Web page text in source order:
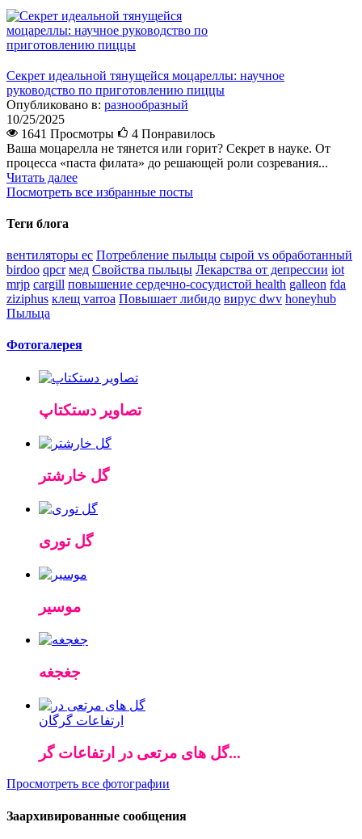
Секрет идеальной тянущейся моцареллы: научное
руководство по приготовлению пиццы
Опубликовано в: разнообразный
10/25/2025
1641 Просмотры
4 Понравилось
Ваша моцарелла не тянется или горит? Секрет в науке. От
процесса «паста филата» до решающей роли созревания...
Читать далее
Посмотреть все избранные посты
Теги блога
вентиляторы ec Потребление пыльцы сырой vs обработанный
birdoo qpcr мед Свойства пыльцы Лекарства от депрессии iot
mrjp cargill повышение сердечно-сосудистой health galleon fda
ziziphus клещ varroa Повышает либидо вирус dwv honeyhub
Пыльца
Фотогалерея
تصاویر دستکتاپ
گل خارشتر
گل توری
موسیر
جغجغه
گل های مرتعی در ارتفاعات گر...
Просмотреть все фотографии
Заархивированные сообщения